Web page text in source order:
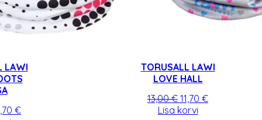
LAWI
€Praegune
TORUSALL LAWI
LOVE HALL
13,00€ Algne
hind
11,70 €Praegune
Lisa korvi